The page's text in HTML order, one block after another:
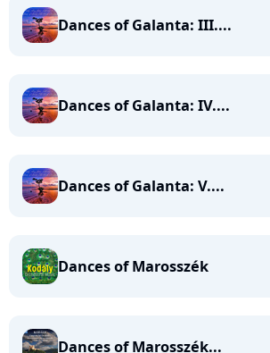
Dances of Galanta: III....
Dances of Galanta: IV....
Dances of Galanta: V....
Dances of Marosszék
Dances of Marosszék...